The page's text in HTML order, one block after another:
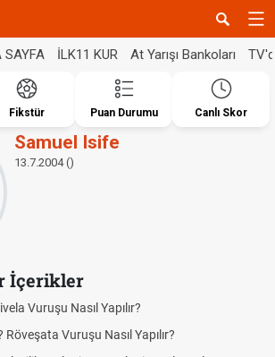
SAYFA İLK11 KUR At Yarışı Bankoları
Fikstür Puan Durumu Canlı Skor
Samuel Isife
13.7.2004 ()
İçerikler
Vuruşu Nasıl Yapılır?
Vuruşu Nasıl Yapılır?